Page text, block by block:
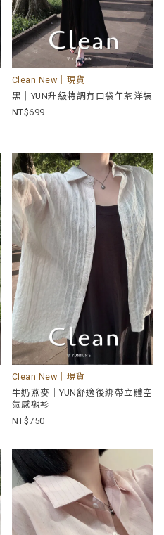
Clean New｜現貨
黑｜YUN升級特調有口袋午茶洋裝
699
Clean New｜現貨
牛奶燕麥｜YUN舒適後綁帶立體空
氣感襯衫
750